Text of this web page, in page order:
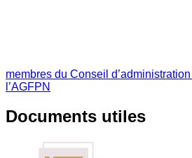
membres du Conseil
l’AGFPN
Documents utiles